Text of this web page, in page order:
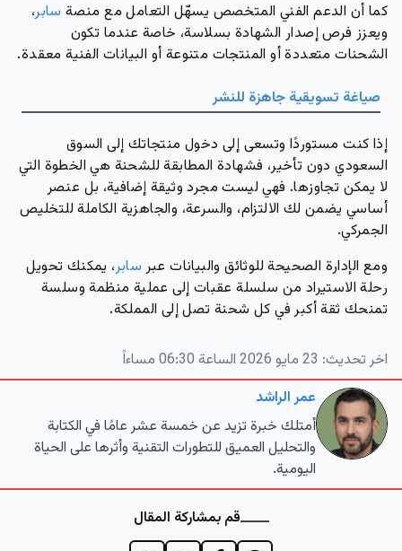
كما أن الدعم الفني المتخصص يسهّل التعامل مع منصة سابر،
ويعزز فرص إصدار الشهادة بسلاسة، خاصة عندما تكون
الشحنات متعددة أو المنتجات متنوعة أو البيانات الفنية معقدة.
صياغة تسويقية جاهزة للنشر
إذا كنت مستوردًا وتسعى إلى دخول منتجاتك إلى السوق
السعودي دون تأخير، فشهادة المطابقة للشحنة هي الخطوة التي
لا يمكن تجاوزها. فهي ليست مجرد وثيقة إضافية، بل عنصر
أساسي يضمن لك الالتزام، والسرعة، والجاهزية الكاملة للتخليص
الجمركي.
ومع الإدارة الصحيحة للوثائق والبيانات عبر سابر، يمكنك تحويل
رحلة الاستيراد من سلسلة عقبات إلى عملية منظمة وسلسة
تمنحك ثقة أكبر في كل شحنة تصل إلى المملكة.
اخر تحديث: 23 مايو 2026 الساعة 06:30 مساءاً
عمر الراشد
أمتلك خبرة تزيد عن خمسة عشر عامًا في الكتابة
والتحليل العميق للتطورات التقنية وأثرها على الحياة
اليومية.
قم بمشاركة المقال